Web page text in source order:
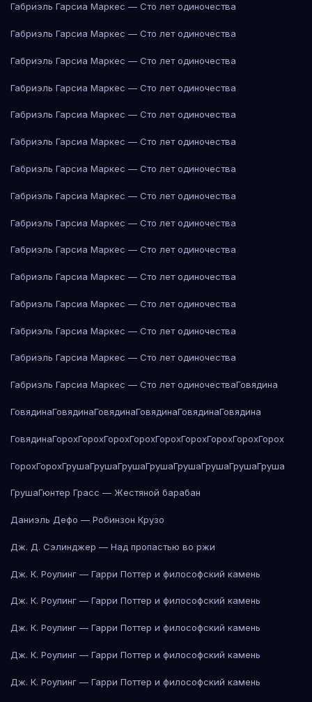
Габриэль Гарсиа Маркес — Сто лет одиночества
Габриэль Гарсиа Маркес — Сто лет одиночества
Габриэль Гарсиа Маркес — Сто лет одиночества
Габриэль Гарсиа Маркес — Сто лет одиночества
Габриэль Гарсиа Маркес — Сто лет одиночества
Габриэль Гарсиа Маркес — Сто лет одиночества
Габриэль Гарсиа Маркес — Сто лет одиночества
Габриэль Гарсиа Маркес — Сто лет одиночества
Габриэль Гарсиа Маркес — Сто лет одиночества
Габриэль Гарсиа Маркес — Сто лет одиночества
Габриэль Гарсиа Маркес — Сто лет одиночества
Габриэль Гарсиа Маркес — Сто лет одиночества
Габриэль Гарсиа Маркес — Сто лет одиночества
Габриэль Гарсиа Маркес — Сто лет одиночества
Габриэль Гарсиа Маркес — Сто лет одиночестваГовядина
ГовядинаГовядинаГовядинаГовядинаГовядинаГовядина
ГовядинаГорохГорохГорохГорохГорохГорохГорохГорохГорох
ГорохГорохГрушаГрушаГрушаГрушаГрушаГрушаГрушаГруша
ГрушаГюнтер Грасс — Жестяной барабан
Даниэль Дефо — Робинзон Крузо
Дж. Д. Сэлинджер — Над пропастью во ржи
Дж. К. Роулинг — Гарри Поттер и философский камень
Дж. К. Роулинг — Гарри Поттер и философский камень
Дж. К. Роулинг — Гарри Поттер и философский камень
Дж. К. Роулинг — Гарри Поттер и философский камень
Дж. К. Роулинг — Гарри Поттер и философский камень